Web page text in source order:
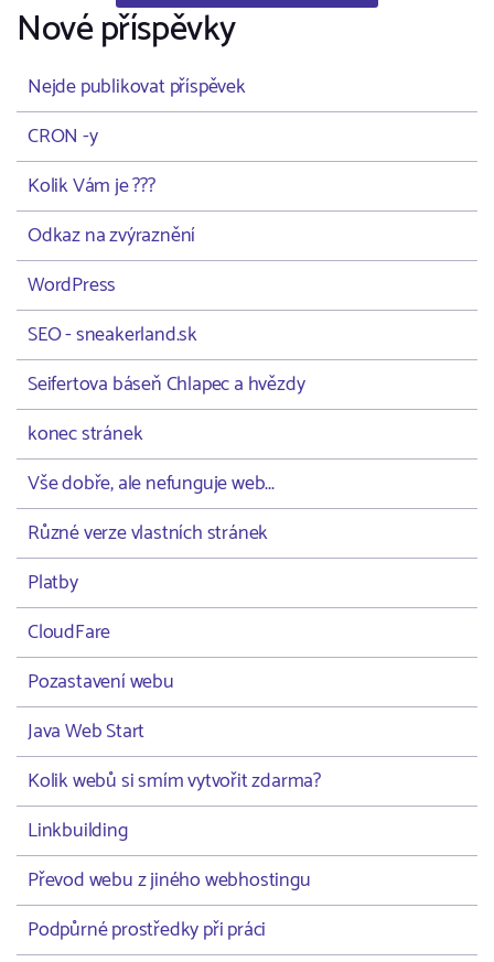
Nové příspěvky
Nejde publikovat příspěvek
CRON -y
Kolik Vám je ???
Odkaz na zvýraznění
WordPress
SEO - sneakerland.sk
Seifertova báseň Chlapec a hvězdy
konec stránek
Vše dobře, ale nefunguje web...
Různé verze vlastních stránek
Platby
CloudFare
Pozastavení webu
Java Web Start
Kolik webů si smím vytvořit zdarma?
Linkbuilding
Převod webu z jiného webhostingu
Podpůrné prostředky při práci